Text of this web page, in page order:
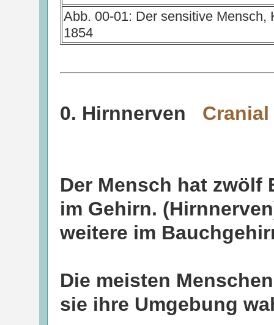
Abb. 00-01: Der sensitive Mensch,
1854
0. Hirnnerven
Der Mensch hat
im Gehirn.
weitere im
Die meisten
sie ihre Umgebung